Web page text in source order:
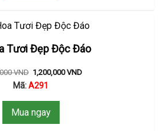
Tươi Đẹp Độc Đáo
VND 1,200,000VND
Mã:A291
Mua ngay